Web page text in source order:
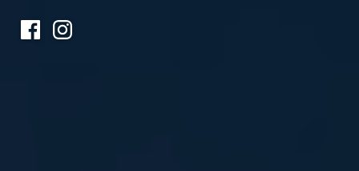
ФейсбукИнстаграм